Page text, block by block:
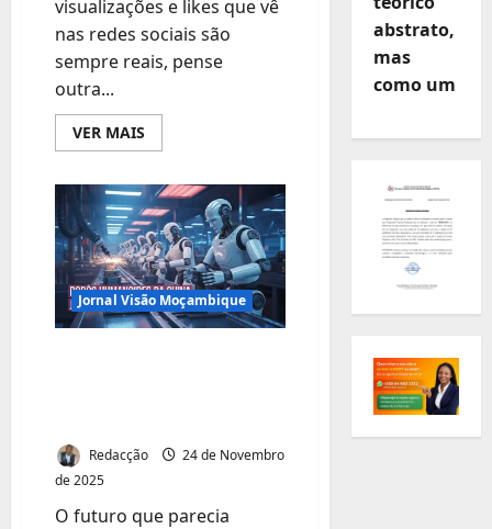
visualizações e likes que vê
nas redes sociais são
sempre reais, pense
outra...
VER MAIS
mais
como
“Phone
Farms”
estão
a
enganar
o
mundo
digital
—
com
Jornal Visão Moçambique
Redacção
24 de Novembro
de 2025
O futuro que parecia
abstrato,
mas
como um